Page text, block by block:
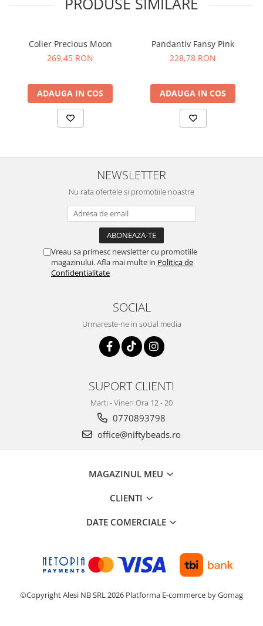
Colier Precious Moon
269,45 RON
ADAUGA IN COS
Pandantiv Fansy Pink
228,78 RON
ADAUGA IN COS
NEWSLETTER
Nu rata ofertele si promotiile noastre
Vreau sa primesc newsletter cu promotiile
magazinului. Afla mai multe in Politica de
Confidentialitate
SOCIAL
Urmareste-ne in social media
SUPORT CLIENTI
Marti - Vineri Ora 12 - 20
0770893798
office@niftybeads.ro
MAGAZINUL MEU
CLIENTI
DATE COMERCIALE
©Copyright Alesi NB SRL 2026 Platforma E-commerce by Gomag